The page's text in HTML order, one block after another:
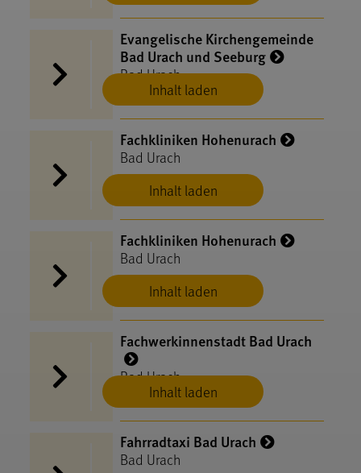
Inhalt laden
Evangelische Kirchengemeinde
Bad Urach und Seeburg
Bad Urach
Inhalt laden
Fachkliniken Hohenurach
Bad Urach
Inhalt laden
Fachkliniken Hohenurach
Bad Urach
Inhalt laden
Fachwerkinnenstadt Bad Urach
Bad Urach
Fahrradtaxi Bad Urach
Bad Urach